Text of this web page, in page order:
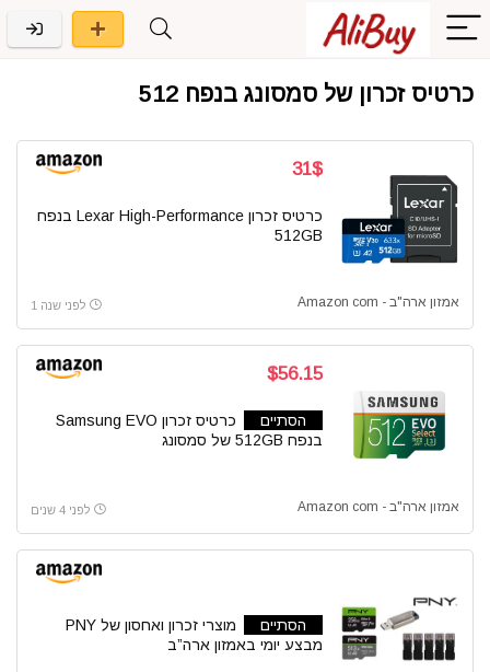
כרטיס זכרון של סמסונג בנפח 512
31$
כרטיס זכרון Lexar High-Performance בנפח
512GB
אמזון ארה"ב - Amazon com לפני שנה 1
$56.15
הסתיים
כרטיס זכרון Samsung EVO
בנפח 512GB של סמסונג
אמזון ארה"ב - Amazon com לפני 4 שנים
הסתיים
מוצרי זכרון ואחסון של PNY
מבצע יומי באמזון ארה”ב